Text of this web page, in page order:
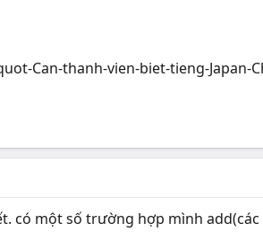
Can-thanh-vien-biet-tieng-Japan-
có một số trường hợp mình